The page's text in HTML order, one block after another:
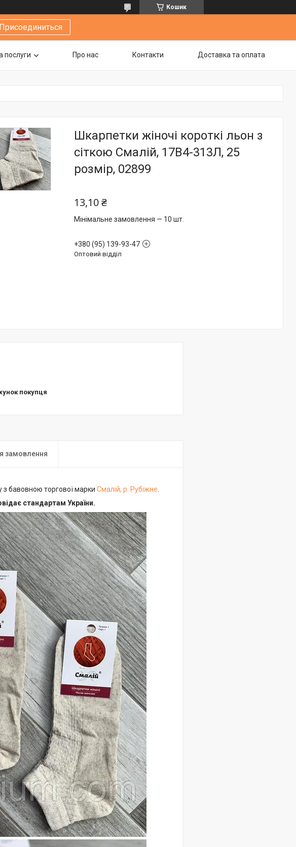
Кошик
Присоединиться
послуги Про нас Контакти Доставка та оплата
Шкарпетки жіночі короткі льон з
сіткою Смалій, 17В4-313Л, 25
розмір, 02899
13,10 ₴
Мінімальне замовлення — 10 шт.
+380 (95) 139-93-47
Оптовий відділ
покупця
замовлення
з бавовною торгової маркиСмалій, р. Рубіжне
стандартам України.